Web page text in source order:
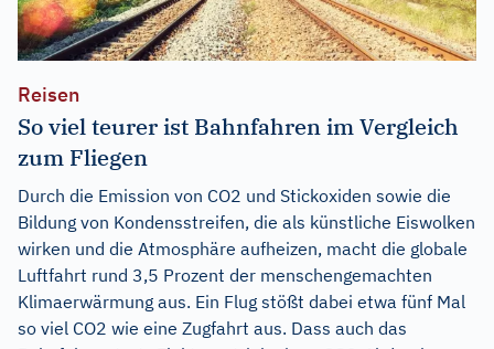
Reisen
So viel teurer ist Bahnfahren im Vergleich
zum Fliegen
Durch die Emission von CO2 und Stickoxiden sowie die
Bildung von Kondensstreifen, die als künstliche Eiswolken
wirken und die Atmosphäre aufheizen, macht die globale
Luftfahrt rund 3,5 Prozent der menschengemachten
Klimaerwärmung aus. Ein Flug stößt dabei etwa fünf Mal
so viel CO2 wie eine Zugfahrt aus. Dass auch das